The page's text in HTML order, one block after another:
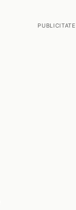
PUBLICITATE